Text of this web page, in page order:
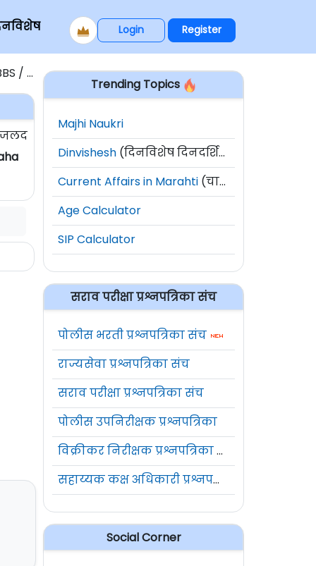
Login Register
/ MD
जलद
Trending Topics
Majhi Naukri
Dinvishesh (दिनविशेष दिनदर्शिका)
Current Affairs in Marahti (चालू घडामोडी)
Age Calculator
SIP Calculator
सराव परीक्षा प्रश्नपत्रिका संच
पोलीस भरती प्रश्नपत्रिका संच
राज्यसेवा प्रश्नपत्रिका संच
सराव परीक्षा प्रश्नपत्रिका संच
पोलीस उपनिरीक्षक प्रश्नपत्रिका
विक्रीकर निरीक्षक प्रश्नपत्रिका संच
सहाय्यक कक्ष अधिकारी प्रश्नपत्रिका संच
Social Corner